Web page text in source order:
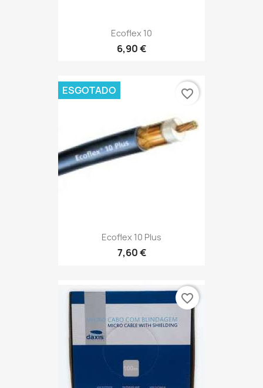
Ecoflex 10
6,90 €
Ecoflex 10 Plus
7,60 €
ESGOTADO favorite_border
favorite_border